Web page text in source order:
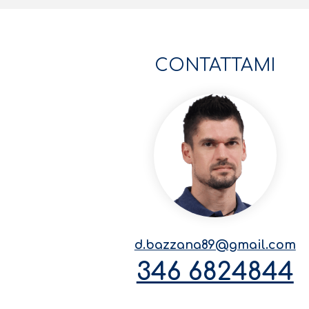
CONTATTAMI
d.bazzana89@gmail.com
346 6824844